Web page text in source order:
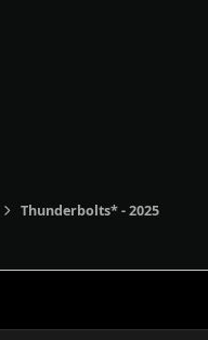
Thunderbolts* - 2025